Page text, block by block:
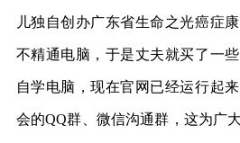
儿独自创办广东省生命之光癌症
不精通电脑，于是丈夫就买了一
自学电脑，现在官网已经运行起
会的QQ群、微信沟通群，这为广